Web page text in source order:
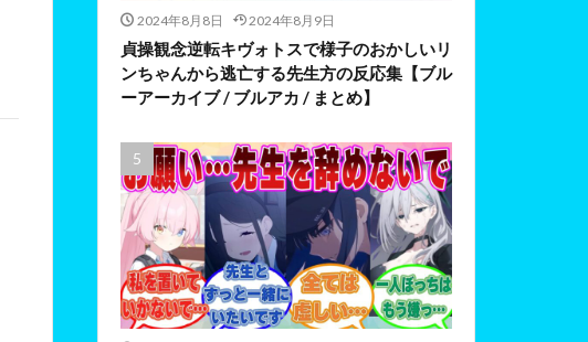
2024年8月8日 2024年8月9日
貞操観念逆転キヴォトスで様子のおかしいリ
ンちゃんから逃亡する先生方の反応集【ブル
ーアーカイブ / ブルアカ / まとめ】